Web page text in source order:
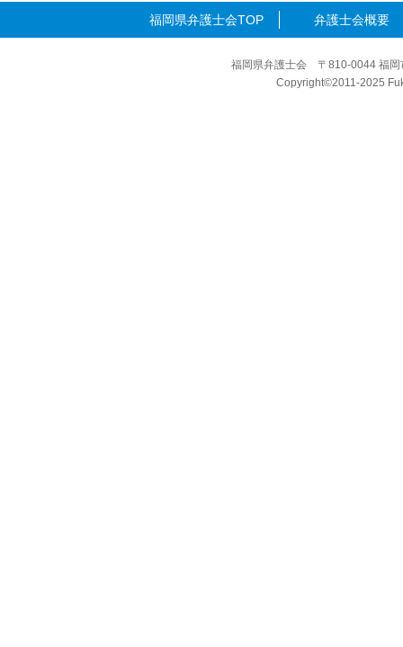
福岡県弁護士会TOP 弁護士会概要
福岡県弁護士会 〒810-0044 福
Copyright©2011-2025